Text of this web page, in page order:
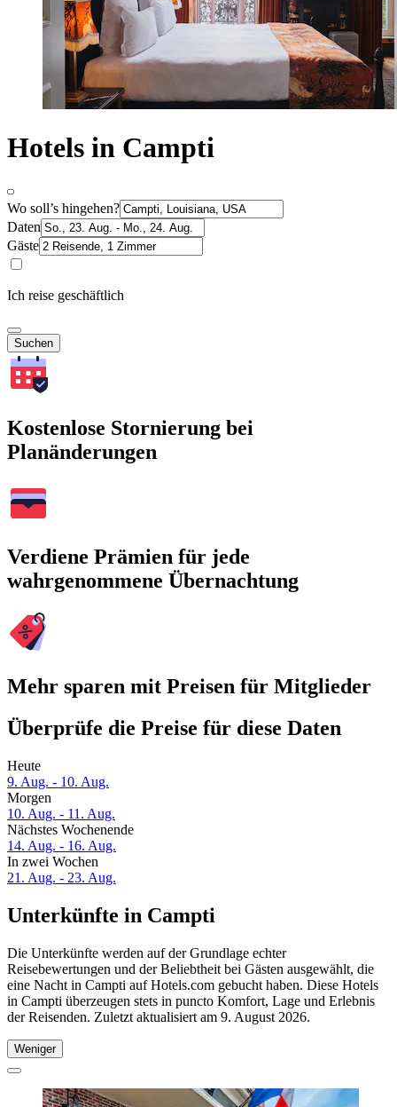
Hotels in Campti
Wo soll’s hingehen?
Daten
Gäste
Ich reise geschäftlich
Suchen
Kostenlose Stornierung bei
Planänderungen
Verdiene Prämien für jede
wahrgenommene Übernachtung
Mehr sparen mit Preisen für Mitglieder
Überprüfe die Preise für diese Daten
Heute
9. Aug. - 10. Aug.
Morgen
10. Aug. - 11. Aug.
Nächstes Wochenende
14. Aug. - 16. Aug.
In zwei Wochen
21. Aug. - 23. Aug.
Unterkünfte in Campti
Die Unterkünfte werden auf der Grundlage echter
Reisebewertungen und der Beliebtheit bei Gästen ausgewählt, die
eine Nacht in Campti auf Hotels.com gebucht haben. Diese Hotels
in Campti überzeugen stets in puncto Komfort, Lage und Erlebnis
der Reisenden. Zuletzt aktualisiert am 9. August 2026.
Weniger